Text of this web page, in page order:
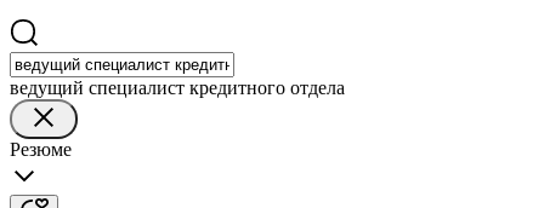
ведущий специалист кредитного отдела
Резюме